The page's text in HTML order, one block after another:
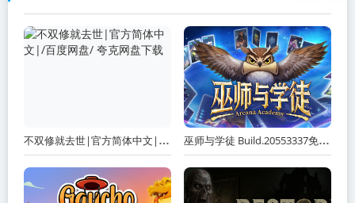
不双修就去世|官方简体中文|/百度网盘/ 夸克网盘下载 巫师与学徒 Build.20553337免安装中文版 夸克网盘下载